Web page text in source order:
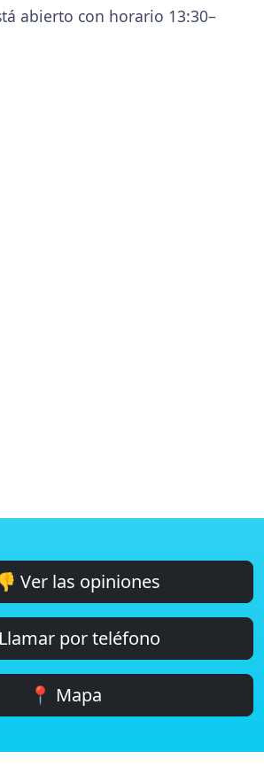
abierto con horario 13:30–
Ver las opiniones
por teléfono
📍 Mapa